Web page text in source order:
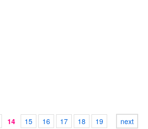
14 15 16 17 18 19 next